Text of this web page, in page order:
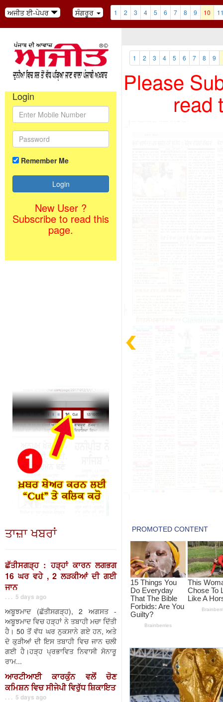
ਅਜੀਤ ਈ-ਪੇਪਰ ਸੰਗਰੂਰ 1 2 3 4 5 6 7 8 9 10
Login
Remember Me
New User ?
Subscribe to read this
page.
ਤਾਜ਼ਾ ਖਬਰਾਂ
ਛੱਤੀਸਗੜ੍ਹ : ਹੜ੍ਹਾਂ ਕਾਰਨ ਲਗਭਗ
16 ਘਰ ਵਹੇ , 2 ਲੜਕੀਆਂ ਦੀ ਗਈ
ਜਾਨ
. . . 5 days ago
ਅਬੂਝਮਾਦ (ਛੱਤੀਸਗੜ੍ਹ), 2 ਅਗਸਤ -
ਅਬੂਝਮਾਦ ਵਿਚ ਹੜ੍ਹਾਂ ਨੇ ਤਬਾਹੀ ਮਚਾ ਦਿੱਤੀ
ਹੈ। 50 ਤੋਂ ਵੱਧ ਘਰ ਨੁਕਸਾਨੇ ਗਏ ਹਨ, ਅਤੇ
ਦੋ ਕੁੜੀਆਂ ਦੀ ਇਸ ਤਬਾਹੀ ਵਿਚ ਜਾਨ ਚਲੀ
ਗਈ ਹੈ।ਹੜ੍ਹ ਪ੍ਰਭਾਵਿਤ ਨਿਵਾਸੀ ਸੋਨਾਰੂ
ਰਾਮ...
ਆਰਟੀਆਈ ਕਾਰਕੁੰਨ ਵਲੋਂ ਚੋਣ
ਕਮਿਸ਼ਨ ਵਿਚ ਸੀਜੇਪੀ ਵਿਰੁੱਧ ਸ਼ਿਕਾਇਤ
. . . 5 days ago
1 2 3 4 5 6 7 8 9
Please
read